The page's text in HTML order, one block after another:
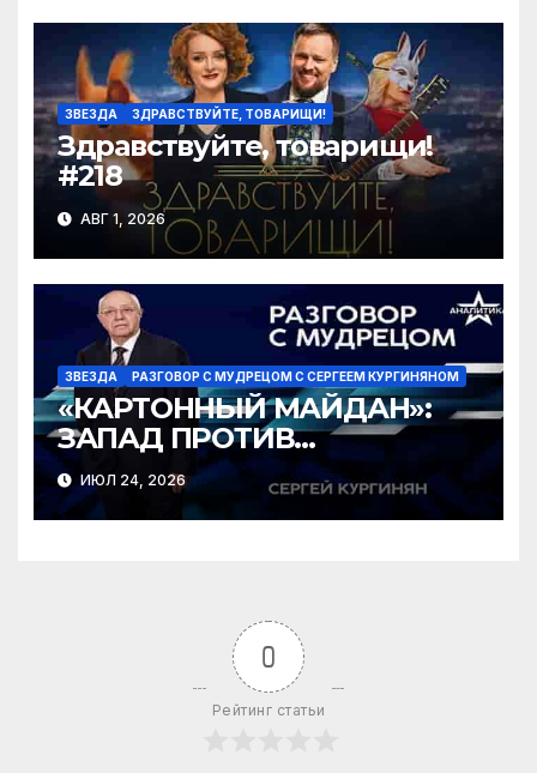
ЗВЕЗДА ЗДРАВСТВУЙТЕ, ТОВАРИЩИ!
Здравствуйте, товарищи!
#218
АВГ 1, 2026
ЗВЕЗДА РАЗГОВОР С МУДРЕЦОМ С СЕРГЕЕМ КУРГИНЯНОМ
«КАРТОННЫЙ МАЙДАН»:
ЗАПАД ПРОТИВ
ЗЕЛЕНСКОГО?
ИЮЛ 24, 2026
0
Рейтинг статьи